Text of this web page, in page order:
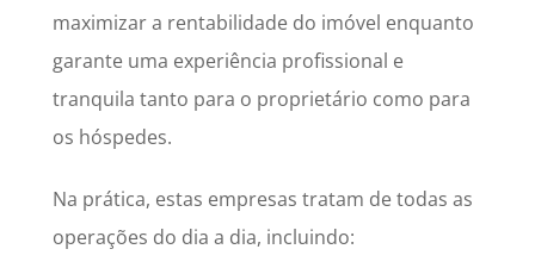
maximizar a rentabilidade do imóvel enquanto
garante uma experiência profissional e
tranquila tanto para o proprietário como para
os hóspedes.
Na prática, estas empresas tratam de todas as
operações do dia a dia, incluindo: